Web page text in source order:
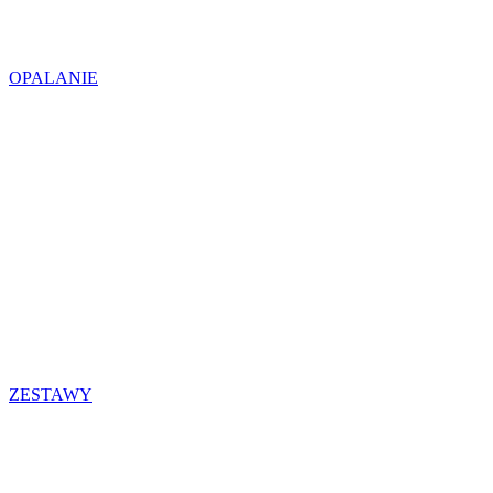
OPALANIE
ZESTAWY